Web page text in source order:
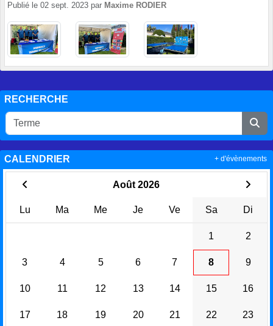
Publié le 02 sept. 2023 par Maxime RODIER
RECHERCHE
CALENDRIER
Août 2026
Lu Ma Me Je Ve Sa Di
1 2
3 4 5 6 7 8 9
10 11 12 13 14 15 16
17 18 19 20 21 22 23
+ d'évènements